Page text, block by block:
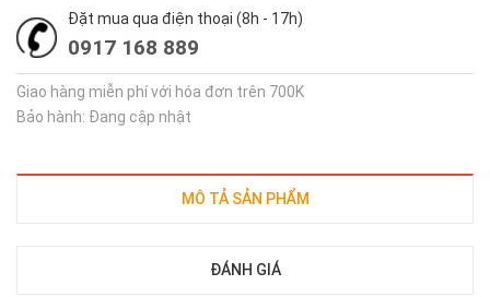
Đặt mua qua điện thoại (8h - 17h)
0917 168 889
Giao hàng miễn phí với hóa đơn trên 700K
Bảo hành: Đang cập nhật
MÔ TẢ SẢN PHẨM
ĐÁNH GIÁ